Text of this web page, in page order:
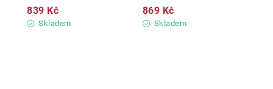
Skladem
839 Kč
Skladem
869 Kč